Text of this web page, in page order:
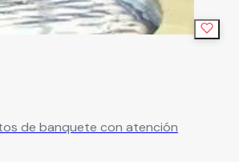
de banquete con atención